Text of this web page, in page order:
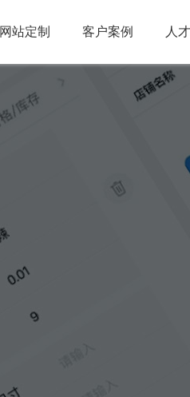
网站定制 客户案例 人